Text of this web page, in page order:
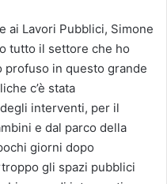
ai Lavori Pubblici, Simone
tutto il settore che ho
profuso in questo grande
c’è stata
degli interventi, per il
e dal parco della
giorni dopo
gli spazi pubblici